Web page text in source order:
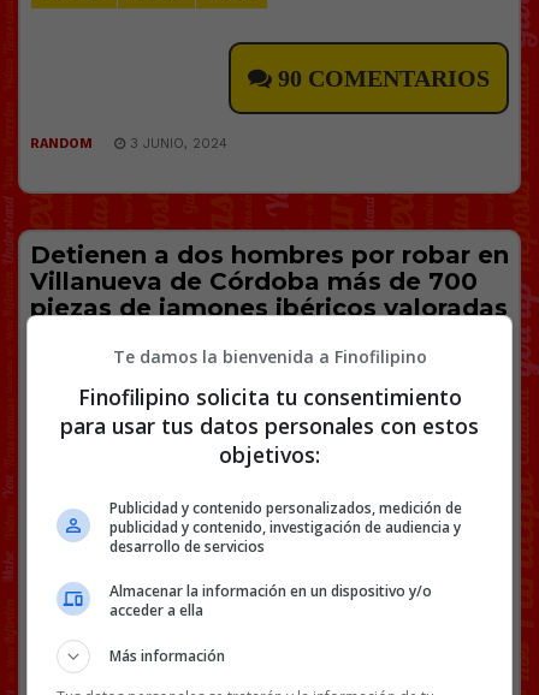
90 COMENTARIOS
RANDOM 3 JUNIO, 2024
Detienen a dos hombres por robar en
Villanueva de Córdoba más de 700
piezas de jamones ibéricos valoradas
contenido de la fragoneta.
Detienen a dos hombres por robar en
ibéricos valoradas en 200.000 euros
https://t.co/1d4NJi0dD5
pic.twitter.com/7pQ7evVufG
Te damos la bienvenida a Finofilipino
Finofilipino solicita tu consentimiento
para usar tus datos personales con estos
objetivos:
Publicidad y contenido personalizados, medición de
publicidad y contenido, investigación de audiencia y
desarrollo de servicios
Almacenar la información en un dispositivo y/o
acceder a ella
Más información